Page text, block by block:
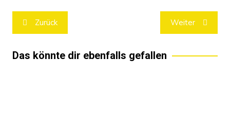
Beitragsnavigation
Zurück Weiter
Das könnte dir ebenfalls gefallen